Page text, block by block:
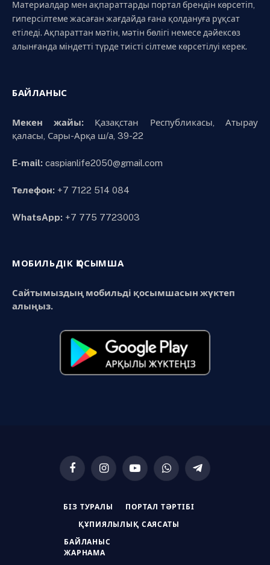
Материалдар мен ақпараттарды портал брендін көрсетіп,
гиперсілтеме жасаған жағдайда ғана қолдануға рұқсат
етіледі. Ақпараттан мәтін, мәтін бөлігі немесе дәйексөз
алынғанда міндетті түрде тиісті сілтеме көрсетілуі керек.
БАЙЛАНЫС
Мекен жайы:Қазақстан Республикасы, Атырау
қаласы, Сары-Арқа ш/а, 39-22
E-mail: caspianlife2050@gmail.com
Телефон: +7 7122 514 084
WhatsApp: +7 775 7723003
МОБИЛЬДІК ҚОСЫМША
Сайтымыздың мобильді қосымшасын жүктеп
алыңыз.
FacebookInstagramYouTubeWhatsAppTelegram
БІЗ ТУРАЛЫ ПОРТАЛ ТӘРТІБІ
ҚҰПИЯЛЫЛЫҚ САЯСАТЫ
БАЙЛАНЫС
ЖАРНАМА